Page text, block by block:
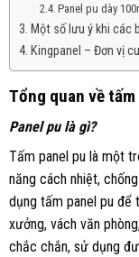
Panel pu dày
Một số lưu ý khi các
Kingpanel – Đơn vị
Tổng quan về
Panel pu là gì?
Tấm panel pu là một
năng cách nhiệt,
dụng tấm panel pu để
xưởng, vách văn
chắc chắn, sử dụng